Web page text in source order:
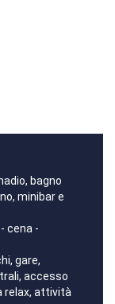
bagno
minibar e
cena -
gare,
accesso
relax, attività